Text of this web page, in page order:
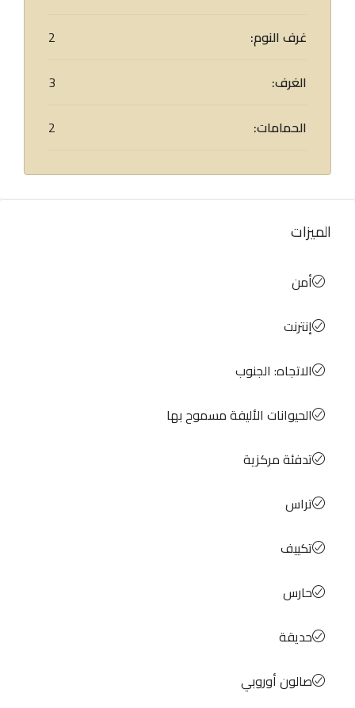
غرف النوم:
2
الغرف:
3
الحمامات:
2
الميزات
أمن
إنترنت
الاتجاه: الجنوب
الحيوانات الأليفة مسموح بها
تدفئة مركزية
تراس
تكييف
حارس
حديقة
صالون أوروبي